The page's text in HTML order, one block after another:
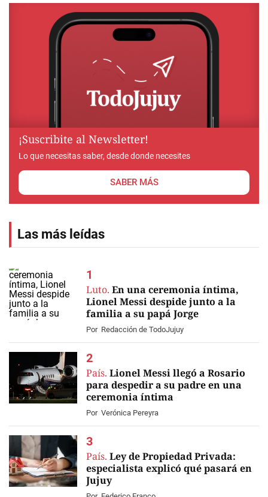
¡Suscribite al Newsletter!
Lo que necesitas saber, desde donde necesites
SABER MÁS
Las más leídas
Luto. En una ceremonia íntima,
Lionel Messi despide junto a la
familia a su papá Jorge
Por Redacción de TodoJujuy
País. Lionel Messi llegó a Rosario
para despedir a su padre en una
ceremonia íntima
Por Verónica Pereyra
País. Ley de Propiedad Privada:
especialista explicó qué pasará en
Jujuy